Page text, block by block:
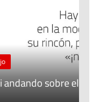
sobre el